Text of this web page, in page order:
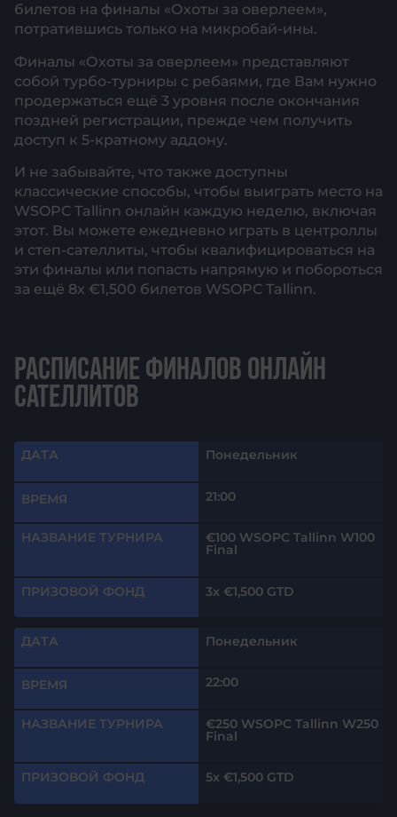
билетов на финалы «Охоты за оверлеем»,
потратившись только на микробай-ины.
Финалы «Охоты за оверлеем» представляют
собой турбо-турниры с ребаями, где Вам нужно
продержаться ещё 3 уровня после окончания
поздней регистрации, прежде чем получить
доступ к 5-кратному аддону.
И не забывайте, что также доступны
классические способы, чтобы выиграть место на
WSOPC Tallinn онлайн каждую неделю, включая
этот. Вы можете ежедневно играть в центроллы
и степ-сателлиты, чтобы квалифицироваться на
эти финалы или попасть напрямую и побороться
за ещё 8х €1,500 билетов WSOPC Tallinn.
РАСПИСАНИЕ ФИНАЛОВ ОНЛАЙН
САТЕЛЛИТОВ
ДАТА Понедельник
ВРЕМЯ 21:00
НАЗВАНИЕ ТУРНИРА €100 WSOPC Tallinn W100
Final
ПРИЗОВОЙ ФОНД 3x €1,500 GTD
ДАТА Понедельник
ВРЕМЯ 22:00
НАЗВАНИЕ ТУРНИРА €250 WSOPC Tallinn W250
Final
ПРИЗОВОЙ ФОНД 5x €1,500 GTD